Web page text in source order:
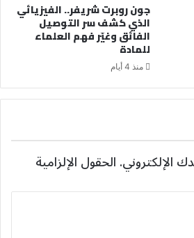
جون روبرت شريفر.. الفيزيائي
الذي كشف سر التوصيل
الفائق وغيّر فهم العلماء
للمادة
منذ 4 أيام
الإلكتروني.الحقول الإلزامية